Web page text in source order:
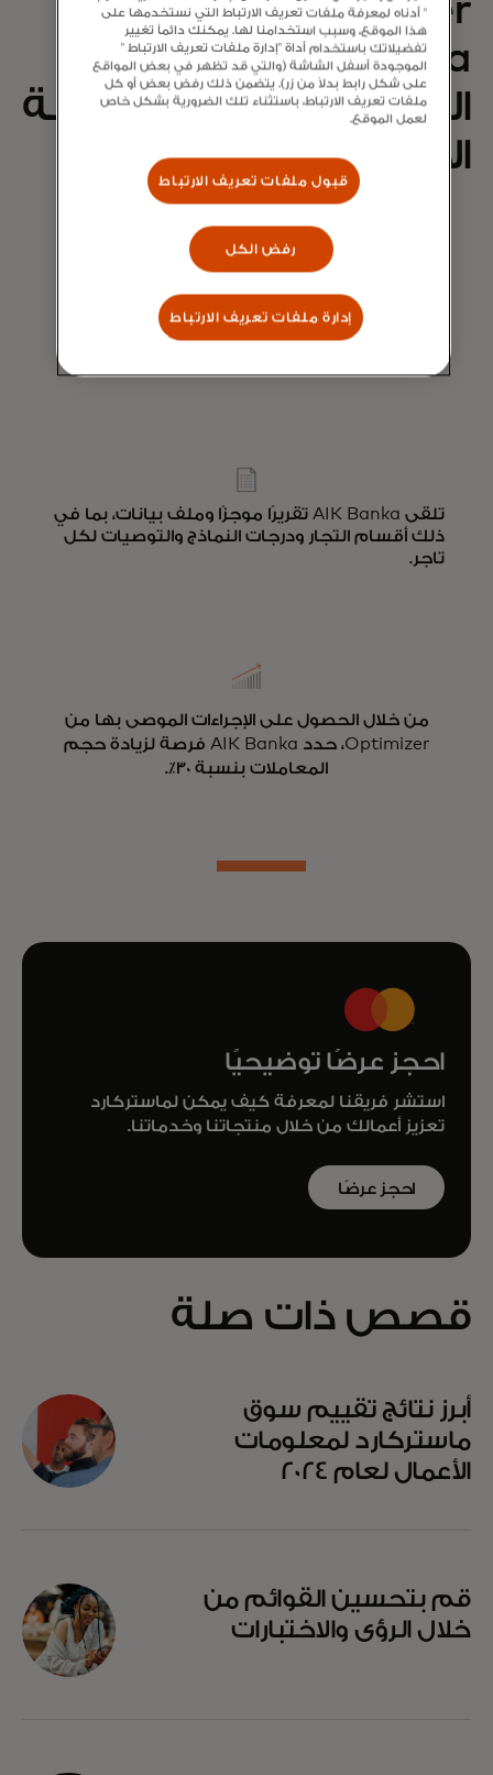
Optimizer إلى تزويد
AIK Banka بالرؤى
اللازمة لتحسين محفظة
الاستحواذ الخاصة به.
حددت ماستركارد مجموعات التجار ذات الأولوية
وقدمت توصيات استراتيجية تكتيكية لـ «الفوز
السريع» لتعزيز المحفظة.
تلقى AIK Banka تقريرًا موجزًا وملف بيانات، بما في
ذلك أقسام التجار ودرجات النماذج والتوصيات لكل
تاجر.
من خلال الحصول على الإجراءات الموصى بها من
Optimizer، حدد AIK Banka فرصة لزيادة حجم
المعاملات بنسبة 30٪.
احجز عرضًا توضيحيًا
استشر فريقنا لمعرفة كيف يمكن لماستركارد
تعزيز أعمالك من خلال منتجاتنا وخدماتنا.
احجز عرضًا
قصص ذات صلة
أبرز نتائج تقييم سوق
ماستركارد لمعلومات
الأعمال لعام 2024
قم بتحسين القوائم من
خلال الرؤى والاختبارات
" أدناه لمعرفة ملفات تعريف الارتباط التي نستخدمها على
هذا الموقع، وسبب استخدامنا لها. يمكنك دائماً تغيير
تفضيلاتك باستخدام أداة "إدارة ملفات تعريف الارتباط "
الموجودة أسفل الشاشة (والتي قد تظهر في بعض المواقع
على شكل رابط بدلاً من زر). يتضمن ذلك رفض بعض أو كل
ملفات تعريف الارتباط، باستثناء تلك الضرورية بشكل خاص
لعمل الموقع.
قبول ملفات تعريف الارتباط
رفض الكل
إدارة ملفات تعريف الارتباط